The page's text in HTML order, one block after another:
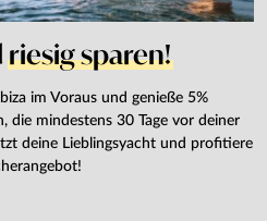
riesig sparen!
im Voraus und genieße 5%
die mindestens 30 Tage vor deiner
deine Lieblingsyacht und profitiere